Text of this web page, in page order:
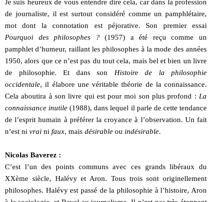
Je suis heureux de vous entendre dire cela, car dans la profession
de journaliste, il est surtout considéré comme un pamphlétaire,
mot dont la connotation est péjorative. Son premier essai
Pourquoi des philosophes ?(1957) a été reçu comme un
pamphlet d’humeur, raillant les philosophes à la mode des années
1950, alors que ce n’est pas du tout cela, mais bel et bien un livre
de philosophie. Et dans son Histoire de la philosophie
occidentale, il élabore une véritable théorie de la connaissance.
Cela aboutira à son livre qui est pour moi son plus profond : La
connaissance inutile (1988), dans lequel il parle de cette tendance
de l’esprit humain à préférer la croyance à l’observation. Un fait
n’est ni vrai ni faux, mais désirable ou indésirable.
Nicolas Baverez :
C’est l’un des points communs avec ces grands libéraux du
XXème siècle, Halévy et Aron. Tous trois sont originellement
philosophes. Halévy est passé de la philosophie à l’histoire, Aron